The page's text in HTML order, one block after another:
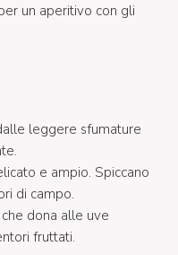
un aperitivo con gli
leggere sfumature
e ampio. Spiccano
di campo.
dona alle uve
fruttati.